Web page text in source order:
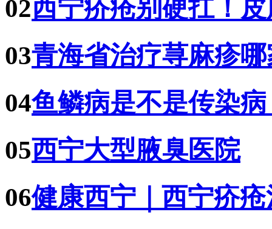
02西宁疥疮别硬扛！
03青海省治疗荨麻疹
04鱼鳞病是不是传染
05西宁大型腋臭医院
06健康西宁｜西宁疥